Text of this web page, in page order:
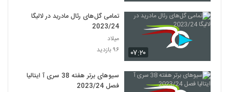
۰۷:۲۰
تمامی گل‌های رئال مادرید در لالیگا
2023/24
میلاد
۹۶ بازدید
سیوهای برتر هفته 38 سری آ ایتالیا
فصل 2023/24